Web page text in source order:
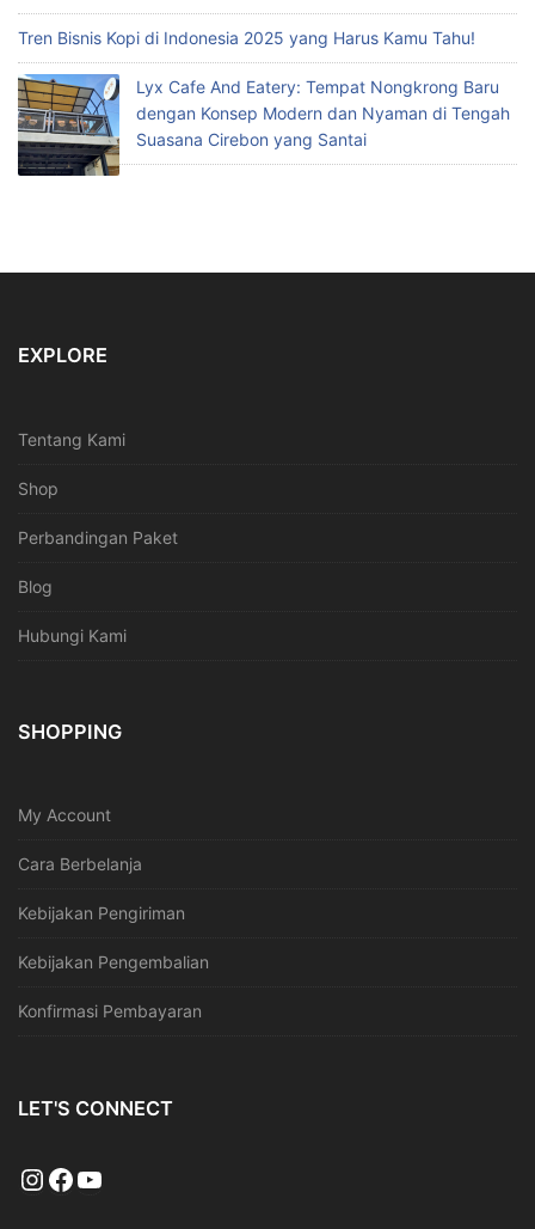
Tren Bisnis Kopi di Indonesia 2025 yang Harus Kamu Tahu!
Lyx Cafe And Eatery: Tempat Nongkrong Baru
dengan Konsep Modern dan Nyaman di Tengah
Suasana Cirebon yang Santai
EXPLORE
Tentang Kami
Shop
Perbandingan Paket
Blog
Hubungi Kami
SHOPPING
My Account
Cara Berbelanja
Kebijakan Pengiriman
Kebijakan Pengembalian
Konfirmasi Pembayaran
LET'S CONNECT